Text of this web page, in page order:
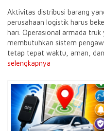
Aktivitas distribusi barang
perusahaan logistik harus
hari. Operasional armada
membutuhkan sistem
tetap tepat waktu, aman, dan
selengkapnya